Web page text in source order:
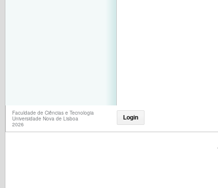
Faculdade de Ciências e Tecnologia
Universidade Nova de Lisboa
2026
Login